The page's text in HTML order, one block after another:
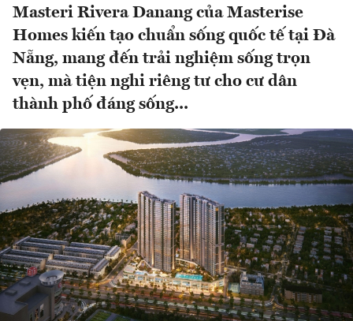
Masteri Rivera Danang của Masterise
Homes kiến tạo chuẩn sống quốc tế tại Đà
Nẵng, mang đến trải nghiệm sống trọn
vẹn, mà tiện nghi riêng tư cho cư dân
thành phố đáng sống...